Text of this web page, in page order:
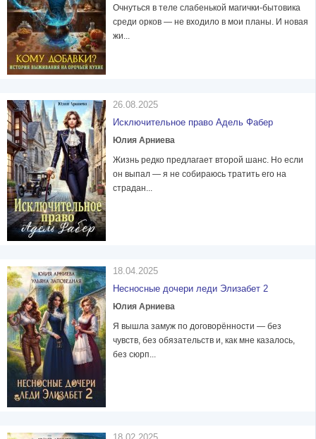
Очнуться в теле слабенькой магички-бытовика
среди орков — не входило в мои планы. И новая
жи...
26.08.2025
Исключительное право Адель Фабер
Юлия Арниева
Жизнь редко предлагает второй шанс. Но если
он выпал — я не собираюсь тратить его на
страдан...
18.04.2025
Несносные дочери леди Элизабет 2
Юлия Арниева
Я вышла замуж по договорённости — без
чувств, без обязательств и, как мне казалось,
без сюрп...